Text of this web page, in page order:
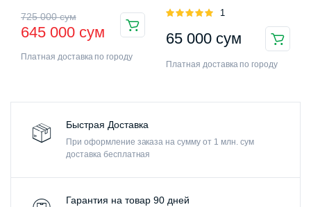
Быстрая Доставка
При оформление заказа на сумму от 1 млн. сум
доставка бесплатная
Гарантия на товар 90 дней
725 000сум
645 000 сум
Платная доставка по городу
Dispenser
Оценка
1
65 000 сум
Платная доставка по городу